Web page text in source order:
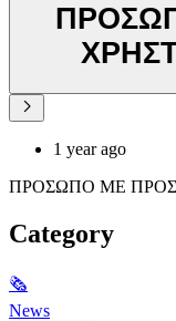
1 year ago
ΠΡΟΣΩΠΟ ΜΕ
Category
🗞
News